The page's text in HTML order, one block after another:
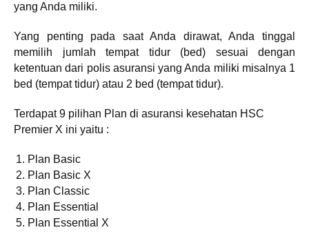
yang Anda miliki.
Yang penting pada saat Anda dirawat, Anda tinggal
memilih jumlah tempat tidur (bed) sesuai dengan
ketentuan dari polis asuransi yang Anda miliki misalnya 1
bed (tempat tidur) atau 2 bed (tempat tidur).
Terdapat 9 pilihan Plan di asuransi kesehatan HSC
Premier X ini yaitu :
Plan Basic
Plan Basic X
Plan Classic
Plan Essential
Plan Essential X